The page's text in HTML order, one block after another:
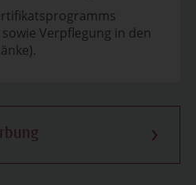
Verpflegung in den